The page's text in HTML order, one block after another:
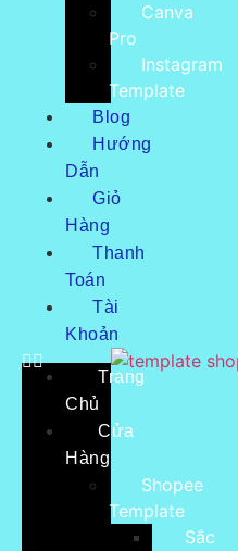
Canva
Pro
Instagram
Template
Blog
Hướng
Dẫn
Giỏ
Hàng
Thanh
Toán
Tài
Khoản
Trang
Chủ
Cửa
Hàng
Shopee
Template
Sắc